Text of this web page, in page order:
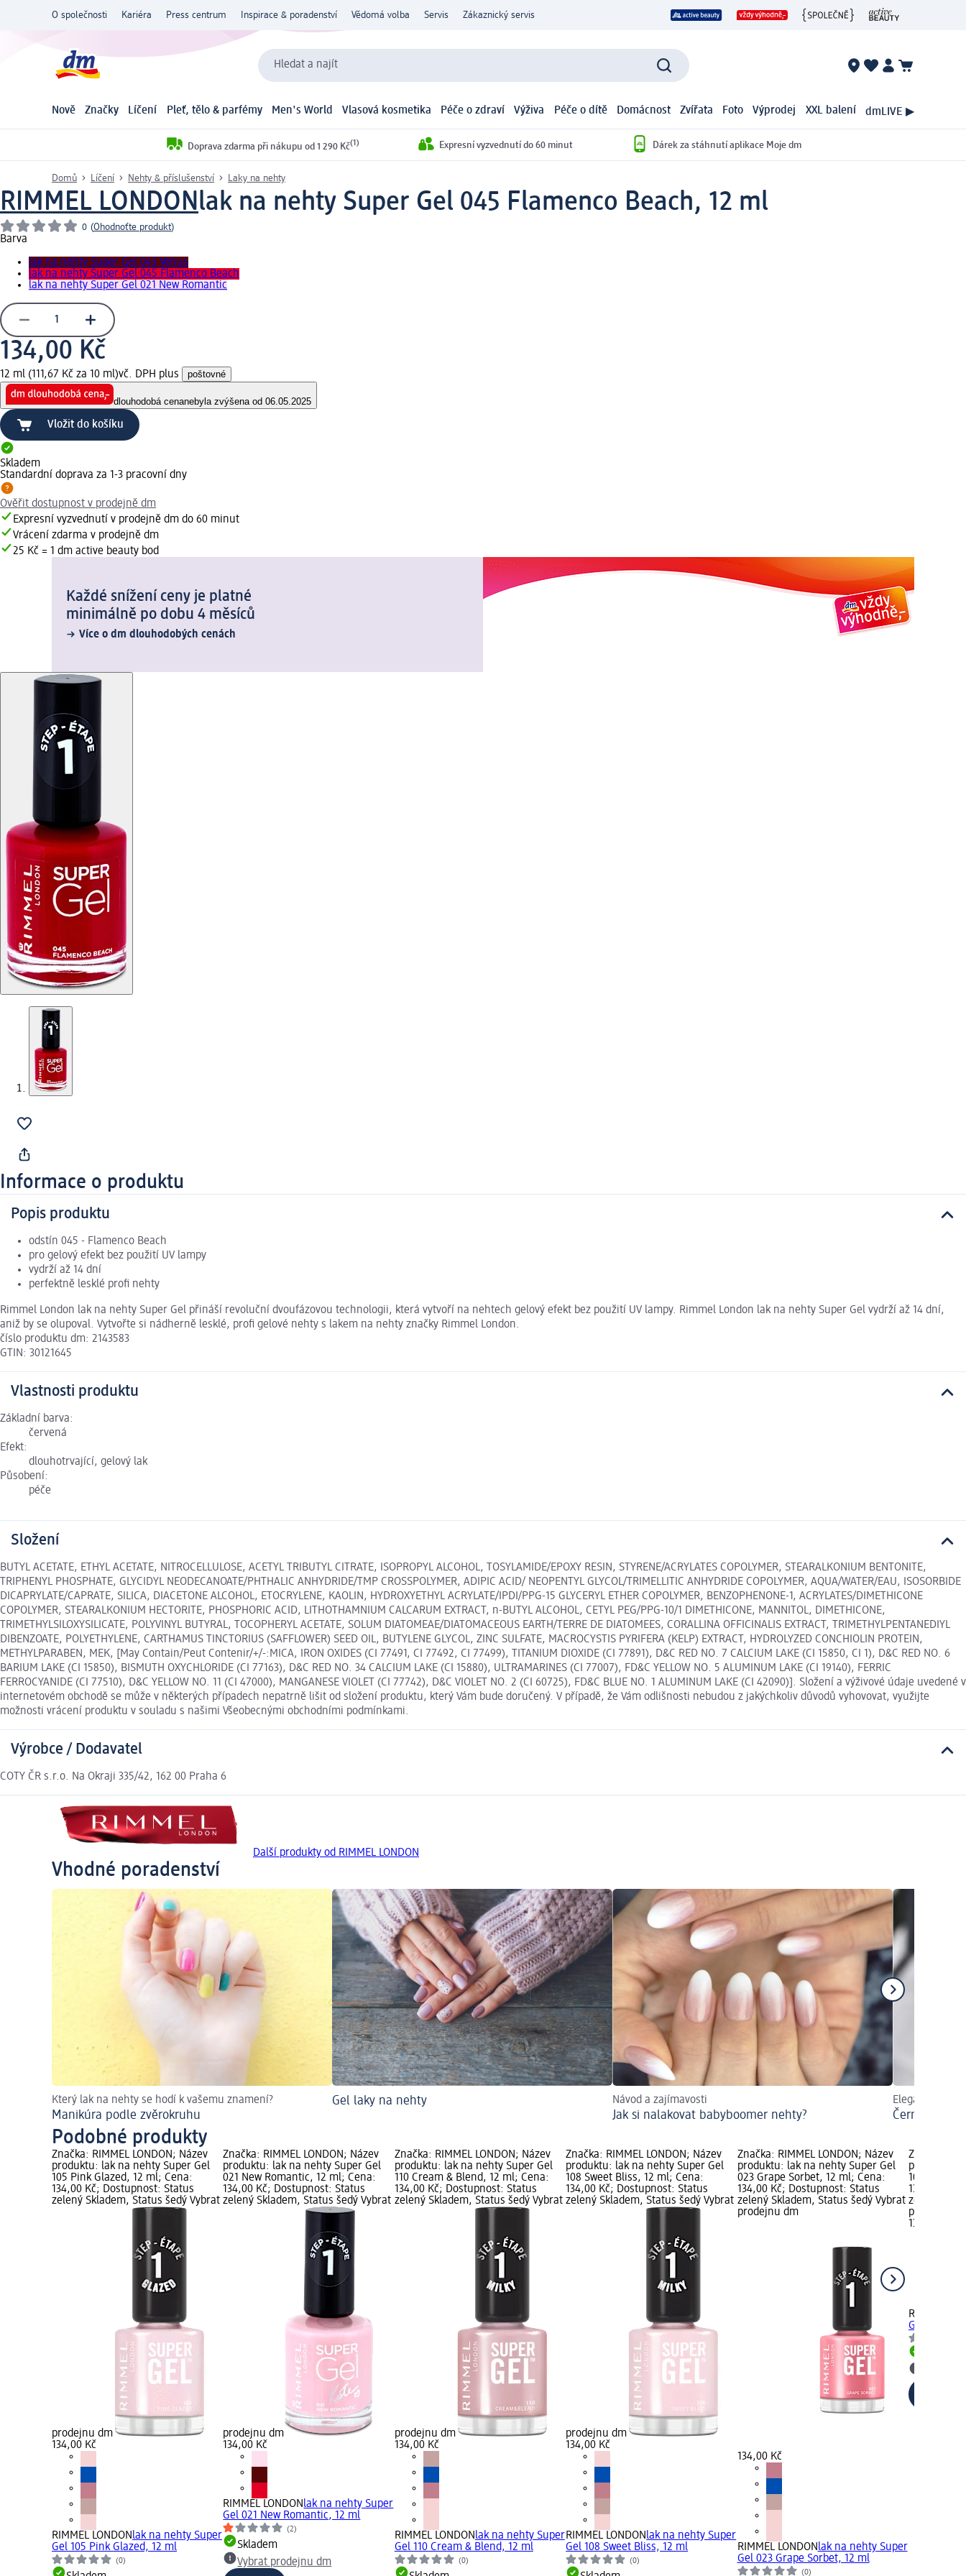
O společnosti Kariéra Press centrum Inspirace & poradenství Vědomá volba Servis Zákaznický servis
Hledat a najít
Nově Značky Líčení Pleť, tělo & parfémy Men's World Vlasová kosmetika Péče o zdraví Výživa Péče o dítě Domácnost Zvířata Foto Výprodej XXL balení dmLIVE ▶
Doprava zdarma při nákupu od 1 290 Kč(1) Expresní vyzvednutí do 60 minut Dárek za stáhnutí aplikace Moje dm
Domů Líčení Nehty & příslušenství Laky na nehty
RIMMEL LONDONlak na nehty Super Gel 045 Flamenco Beach, 12 ml
0 (Ohodnoťte produkt)
Barva
lak na nehty Super Gel 043 Venus
lak na nehty Super Gel 045 Flamenco Beach
lak na nehty Super Gel 021 New Romantic
134,00 Kč
12 ml (111,67 Kč za 10 ml)vč. DPH plus poštovné
dlouhodobá cenanebyla zvýšena od 06.05.2025
Vložit do košíku
Skladem
Standardní doprava za 1-3 pracovní dny
Ověřit dostupnost v prodejně dm
Expresní vyzvednutí v prodejně dm do 60 minut
Vrácení zdarma v prodejně dm
25 Kč = 1 dm active beauty bod
Každé snížení ceny je platné
minimálně po dobu 4 měsíců
Více o dm dlouhodobých cenách
Informace o produktu
Popis produktu
odstín 045 - Flamenco Beach
pro gelový efekt bez použití UV lampy
vydrží až 14 dní
perfektně lesklé profi nehty
Rimmel London lak na nehty Super Gel přináší revoluční dvoufázovou technologii, která vytvoří na nehtech gelový efekt bez použití UV lampy. Rimmel London lak na nehty Super Gel vydrží až 14 dní,
aniž by se olupoval. Vytvořte si nádherně lesklé, profi gelové nehty s lakem na nehty značky Rimmel London.
číslo produktu dm: 2143583
GTIN: 30121645
Vlastnosti produktu
Základní barva:
červená
Efekt:
dlouhotrvající, gelový lak
Působení:
péče
Složení
BUTYL ACETATE, ETHYL ACETATE, NITROCELLULOSE, ACETYL TRIBUTYL CITRATE, ISOPROPYL ALCOHOL, TOSYLAMIDE/EPOXY RESIN, STYRENE/ACRYLATES COPOLYMER, STEARALKONIUM BENTONITE,
TRIPHENYL PHOSPHATE, GLYCIDYL NEODECANOATE/PHTHALIC ANHYDRIDE/TMP CROSSPOLYMER, ADIPIC ACID/ NEOPENTYL GLYCOL/TRIMELLITIC ANHYDRIDE COPOLYMER, AQUA/WATER/EAU, ISOSORBIDE
DICAPRYLATE/CAPRATE, SILICA, DIACETONE ALCOHOL, ETOCRYLENE, KAOLIN, HYDROXYETHYL ACRYLATE/IPDI/PPG-15 GLYCERYL ETHER COPOLYMER, BENZOPHENONE-1, ACRYLATES/DIMETHICONE
COPOLYMER, STEARALKONIUM HECTORITE, PHOSPHORIC ACID, LITHOTHAMNIUM CALCARUM EXTRACT, n-BUTYL ALCOHOL, CETYL PEG/PPG-10/1 DIMETHICONE, MANNITOL, DIMETHICONE,
TRIMETHYLSILOXYSILICATE, POLYVINYL BUTYRAL, TOCOPHERYL ACETATE, SOLUM DIATOMEAE/DIATOMACEOUS EARTH/TERRE DE DIATOMEES, CORALLINA OFFICINALIS EXTRACT, TRIMETHYLPENTANEDIYL
DIBENZOATE, POLYETHYLENE, CARTHAMUS TINCTORIUS (SAFFLOWER) SEED OIL, BUTYLENE GLYCOL, ZINC SULFATE, MACROCYSTIS PYRIFERA (KELP) EXTRACT, HYDROLYZED CONCHIOLIN PROTEIN,
METHYLPARABEN, MEK, [May Contain/Peut Contenir/+/-:MICA, IRON OXIDES (CI 77491, CI 77492, CI 77499), TITANIUM DIOXIDE (CI 77891), D&C RED NO. 7 CALCIUM LAKE (CI 15850, CI 1), D&C RED NO. 6
BARIUM LAKE (CI 15850), BISMUTH OXYCHLORIDE (CI 77163), D&C RED NO. 34 CALCIUM LAKE (CI 15880), ULTRAMARINES (CI 77007), FD&C YELLOW NO. 5 ALUMINUM LAKE (CI 19140), FERRIC
FERROCYANIDE (CI 77510), D&C YELLOW NO. 11 (CI 47000), MANGANESE VIOLET (CI 77742), D&C VIOLET NO. 2 (CI 60725), FD&C BLUE NO. 1 ALUMINUM LAKE (CI 42090)]. Složení a výživové údaje uvedené v
internetovém obchodě se může v některých případech nepatrně lišit od složení produktu, který Vám bude doručený. V případě, že Vám odlišnosti nebudou z jakýchkoliv důvodů vyhovovat, využijte
možnosti vrácení produktu v souladu s našimi Všeobecnými obchodními podmínkami.
Výrobce / Dodavatel
COTY ČR s.r.o. Na Okraji 335/42, 162 00 Praha 6
Další produkty od RIMMEL LONDON
Vhodné poradenství
Který lak na nehty se hodí k vašemu znamení?
Manikúra podle zvěrokruhu
Gel laky na nehty Návod a zajímavosti
Jak si nalakovat babyboomer nehty?
Elegantní
Černé nehty
Podobné produkty
Značka: RIMMEL LONDON; Název
produktu: lak na nehty Super Gel
105 Pink Glazed, 12 ml; Cena:
134,00 Kč; Dostupnost: Status
zelený Skladem, Status šedý Vybrat
prodejnu dm
134,00 Kč
RIMMEL LONDONlak na nehty Super
Gel 105 Pink Glazed, 12 ml
(0)
Značka: RIMMEL LONDON; Název
produktu: lak na nehty Super Gel
021 New Romantic, 12 ml; Cena:
134,00 Kč; Dostupnost: Status
zelený Skladem, Status šedý Vybrat
prodejnu dm
134,00 Kč
RIMMEL LONDONlak na nehty Super
Gel 021 New Romantic, 12 ml
(2)
Skladem
Vybrat prodejnu dm
Značka: RIMMEL LONDON; Název
produktu: lak na nehty Super Gel
110 Cream & Blend, 12 ml; Cena:
134,00 Kč; Dostupnost: Status
zelený Skladem, Status šedý Vybrat
prodejnu dm
134,00 Kč
RIMMEL LONDONlak na nehty Super
Gel 110 Cream & Blend, 12 ml
(0)
Značka: RIMMEL LONDON; Název
produktu: lak na nehty Super Gel
108 Sweet Bliss, 12 ml; Cena:
134,00 Kč; Dostupnost: Status
zelený Skladem, Status šedý Vybrat
prodejnu dm
134,00 Kč
RIMMEL LONDONlak na nehty Super
Gel 108 Sweet Bliss, 12 ml
(0)
Značka: RIMMEL LONDON; Název
produktu: lak na nehty Super Gel
023 Grape Sorbet, 12 ml; Cena:
134,00 Kč; Dostupnost: Status
zelený Skladem, Status šedý Vybrat
prodejnu dm
134,00 Kč
RIMMEL LONDONlak na nehty Super
Gel 023 Grape Sorbet, 12 ml
(0)
Značka:
produktu:
100 Cobalt
134,00 Kč;
zelený
prodejnu
134,00 Kč
RIMMEL
Gel 100